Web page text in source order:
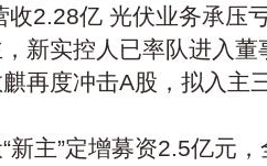
收2.28亿 光伏业务承压
新实控人已率队进入董
再度冲击A股，拟入主
新主”定增募资2.5亿元